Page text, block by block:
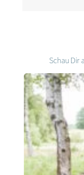
Schau Dir